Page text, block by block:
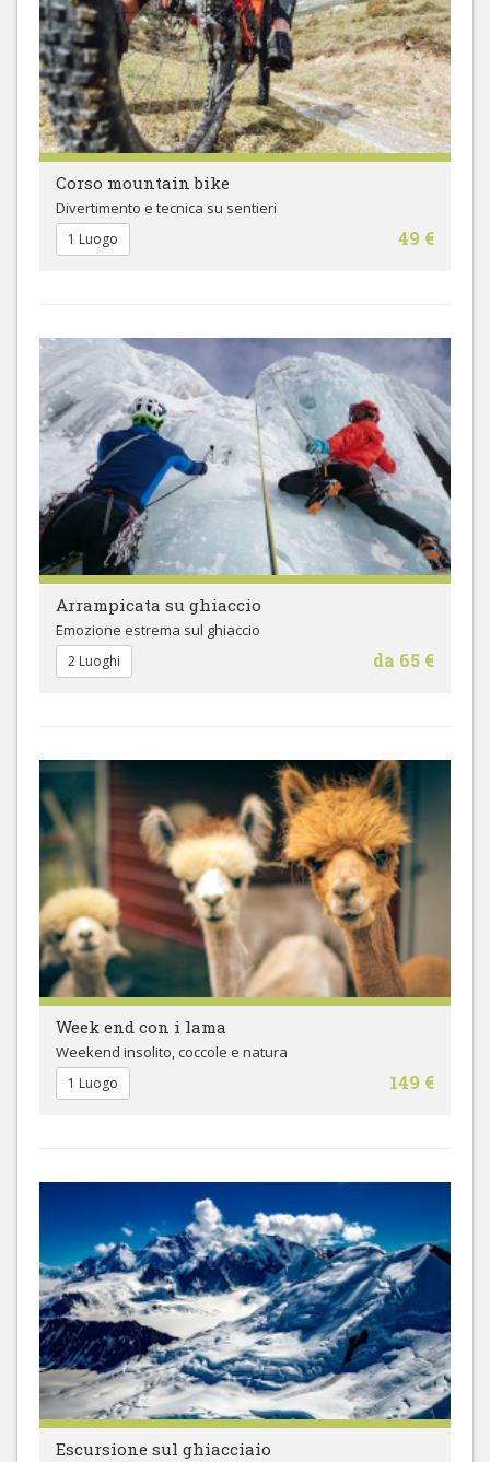
Corso mountain bike
Divertimento e tecnica su sentieri
49 €
1 Luogo
Arrampicata su ghiaccio
Emozione estrema sul ghiaccio
da 65 €
2 Luoghi
Week end con i lama
Weekend insolito, coccole e natura
149 €
1 Luogo
Escursione sul ghiacciaio